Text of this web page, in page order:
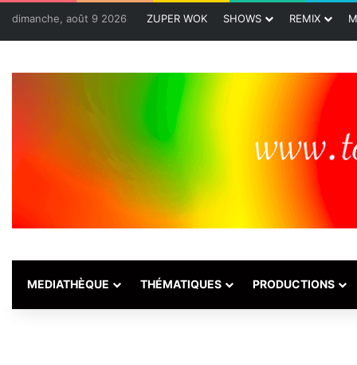
dimanche, août 9 2026 ZUPER WOK SHOWS REMIX
MEDIATHÈQUE THÉMATIQUES PRODUCTIONS